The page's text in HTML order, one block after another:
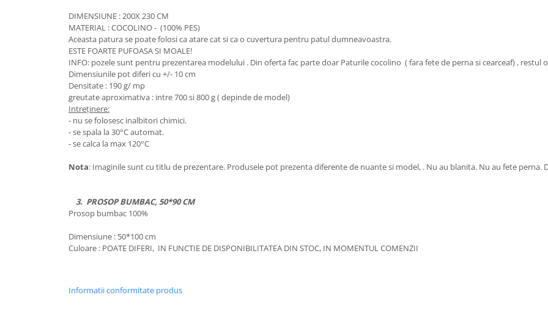
DIMENSIUNE : 200X 230 CM
MATERIAL : COCOLINO - (100% PES)
Aceasta patura se poate folosi ca atare cat si ca o cuvertura pentru patul dumneavoastra.
ESTE FOARTE PUFOASA SI MOALE!
INFO: pozele sunt pentru prezentarea modelului . Din oferta fac parte doar Paturile cocolino ( fara fete de perna si cearceaf) , restul
Dimensiunile pot diferi cu +/- 10 cm
Densitate : 190 g/ mp
greutate aproximativa : intre 700 si 800 g ( depinde de model)
Intreținere:
- nu se folosesc inalbitori chimici.
- se spala la 30°C automat.
- se calca la max 120°C
Nota: Imaginile sunt cu titlu de prezentare. Produsele pot prezenta diferente de nuante si model, . Nu au blanita. Nu au fete perna.
3. PROSOP BUMBAC, 50*90 CM
Prosop bumbac 100%
Dimensiune : 50*100 cm
Culoare : POATE DIFERI, IN FUNCTIE DE DISPONIBILITATEA DIN STOC, IN MOMENTUL COMENZII
Informatii conformitate produs